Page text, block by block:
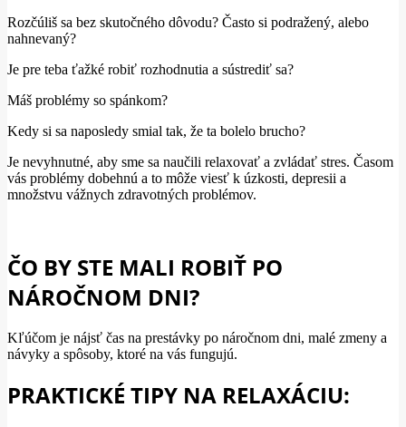
Rozčúliš sa bez skutočného dôvodu? Často si podražený, alebo
nahnevaný?
Je pre teba ťažké robiť rozhodnutia a sústrediť sa?
Máš problémy so spánkom?
Kedy si sa naposledy smial tak, že ta bolelo brucho?
Je nevyhnutné, aby sme sa naučili relaxovať a zvládať stres. Časom
vás problémy dobehnú a to môže viesť k úzkosti, depresii a
množstvu vážnych zdravotných problémov.
ČO BY STE MALI ROBIŤ PO
NÁROČNOM DNI?
Kľúčom je nájsť čas na prestávky po náročnom dni, malé zmeny a
návyky a spôsoby, ktoré na vás fungujú.
PRAKTICKÉ TIPY NA RELAXÁCIU: